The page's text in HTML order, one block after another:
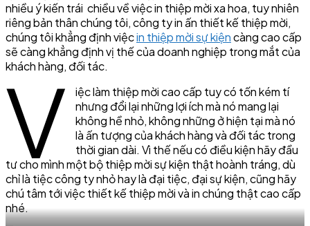
nhiều ý kiến trái chiều về việc in thiệp mời xa hoa, tuy nhiên
riêng bản thân chúng tôi, công ty in ấn thiết kế thiệp mời,
chúng tôi khẳng định việcin thiệp mời sự kiệncàng cao cấp
sẽ càng khẳng định vị thế của doanh nghiệp trong mắt của
khách hàng, đối tác.
V
iệc làm thiệp mời cao cấp tuy có tốn kém tí
nhưng đổi lại những lợi ích mà nó mang lại
không hề nhỏ, không những ở hiện tại mà nó
là ấn tượng của khách hàng và đối tác trong
thời gian dài. Vì thế nếu có điều kiện hãy đầu
tư cho mình một bộ thiệp mời sự kiện thật hoành tráng, dù
chỉ là tiệc công ty nhỏ hay là đại tiệc, đại sự kiện, cũng hãy
chú tâm tới việc thiết kế thiệp mời và in chúng thật cao cấp
nhé.